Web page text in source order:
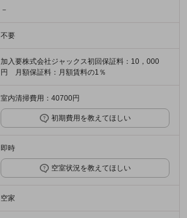
－
不要
加入要株式会社ジャックス初回保証料：10，000
円 月額保証料：月額賃料の1％
室内清掃費用：40700円
初期費用を教えてほしい
即時
空室状況を教えてほしい
空家